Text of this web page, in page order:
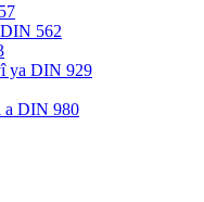
562
ya DIN 929
a DIN 980